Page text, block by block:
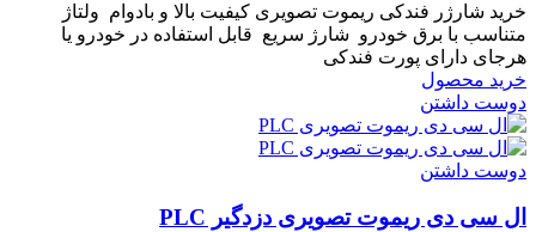
خرید شارژر فندکی ریموت تصویری کیفیت بالا و بادوام ولتاژ
متناسب با برق خودرو شارژ سریع قابل استفاده در خودرو یا
هرجای دارای پورت فندکی
خرید محصول
دوست داشتن
دوست داشتن
ال سی دی ریموت تصویری دزدگیر PLC